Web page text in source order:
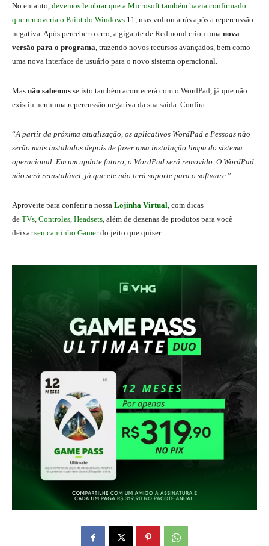
No entanto, devemos lembrar que a Microsoft também havia confirmado
que removeria o Paint do Windows 11, mas voltou atrás após a repercussão
negativa. Após perceber o erro, a gigante de Redmond criou uma nova
versão para o programa, trazendo novos recursos avançados, bem como
uma nova interface de usuário para o novo sistema operacional.
Mas não sabemos se isto também acontecerá com o WordPad, já que não
existiu nenhuma repercussão negativa da sua saída. Confira:
“A partir da próxima atualização, os aplicativos WordPad e Pessoas não
serão mais instalados depois de fazer uma instalação limpa do sistema
operacional. Em um update futuro, o WordPad será removido. O WordPad
não será reinstalável, já que ele não terá suporte para o software.”
Aproveite para conferir a nossa Lojinha Virtual, com dicas
de TVs, Controles, Headsets, além de dezenas de produtos para você
deixarseu cantinho Gamerdo jeito que quiser.